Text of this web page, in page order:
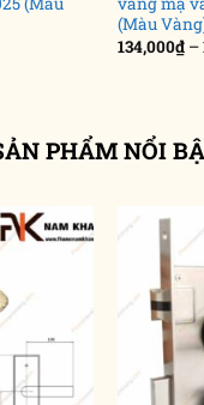
(Màu
134,000₫ –
PHẨM NỔI